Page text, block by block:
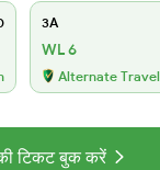
3A
WL 6
Alternate
टिकट बुक करें